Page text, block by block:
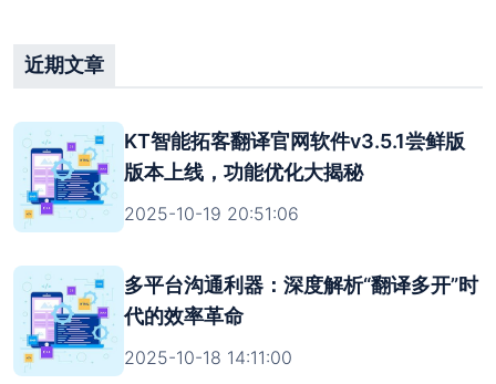
近期文章
KT智能拓客翻译官网软件v3.5.1尝鲜版
版本上线，功能优化大揭秘
2025-10-19 20:51:06
多平台沟通利器：深度解析“翻译多开”时
代的效率革命
2025-10-18 14:11:00
载！！！切记，切记，切记！！！